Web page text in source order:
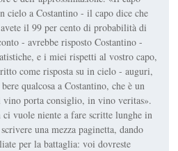
cielo a Costantino - il capo dice che
il 99 per cento di probabilità di
- avrebbe risposto Costantino -
e i miei rispetti al vostro capo,
come risposta su in cielo - auguri,
qualcosa a Costantino, che è un
vino porta consiglio, in vino veritas».
vuole niente a fare scritte lunghe in
una mezza paginetta, dando
per la battaglia: voi dovreste